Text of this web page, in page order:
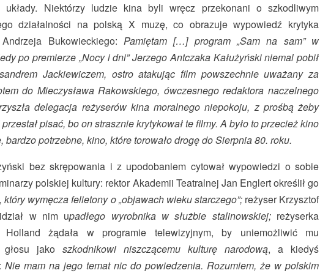
układy. Niektórzy ludzie kina byli wręcz przekonani o szkodliwym
działalności na polską X muzę, co obrazuje wypowiedź krytyka
Bukowieckiego: Pamiętam […] program „Sam na sam” w
po premierze „Nocy i dni” Jerzego Antczaka Kałużyński niemal pobił
Jackiewiczem, ostro atakując film powszechnie uważany za
do Mieczysława Rakowskiego, ówczesnego redaktora naczelnego
delegacja reżyserów kina moralnego niepokoju, z prośbą żeby
pisać, bo on strasznie krytykował te filmy. A było to przecież kino
bardzo potrzebne, kino, które torowało drogę do Sierpnia 80. roku.
bez skrępowania i z upodobaniem cytował wypowiedzi o sobie
polskiej kultury: rektor Akademii Teatralnej Jan Englert określił go
który wymęcza felietony o „objawach wieku starczego”;reżyser Krzysztof
w nim upadłego wyrobnika w służbie stalinowskiej;reżyserka
Holland żądała w programie telewizyjnym, by uniemożliwić mu
głosu jako szkodnikowi niszczącemu kulturę narodową, a kiedyś
Nie mam na jego temat nic do powiedzenia. Rozumiem, że w polskim